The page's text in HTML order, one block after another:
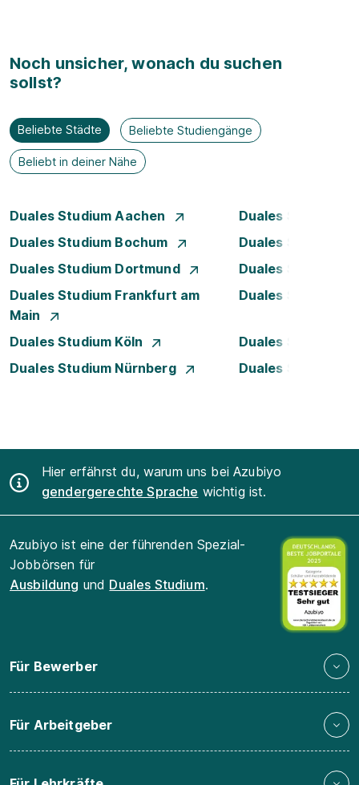
Noch unsicher, wonach du suchen
sollst?
Beliebte Städte Beliebte Studiengänge
Beliebt in deiner Nähe
Duales Studium Aachen
Duales Studium
Duales Studium Bochum
Duales Studium
Duales Studium Dortmund
Duales Studium
Duales Studium Frankfurt am
Main
Duales Studium
Duales Studium Köln
Duales Studium
Duales Studium Nürnberg
Duales Studium
Hier erfährst du, warum uns bei Azubiyo
gendergerechte Sprache wichtig ist.
Azubiyo ist eine der führenden Spezial-
Jobbörsen für
Ausbildung und Duales Studium.
Für Bewerber
Für Arbeitgeber